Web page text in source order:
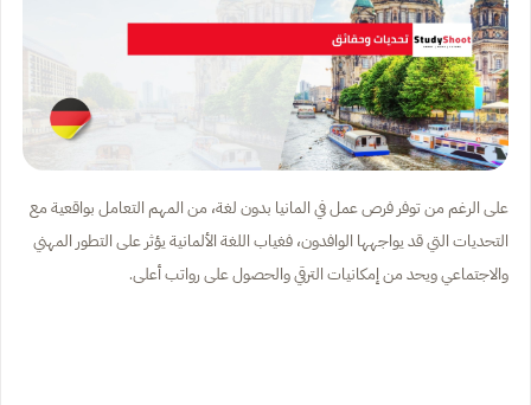
على الرغم من توفر فرص عمل في المانيا بدون لغة، من المهم التعامل بواقعية مع
التحديات التي قد يواجهها الوافدون، فغياب اللغة الألمانية يؤثر على التطور المهني
والاجتماعي ويحد من إمكانيات الترقي والحصول على رواتب أعلى.